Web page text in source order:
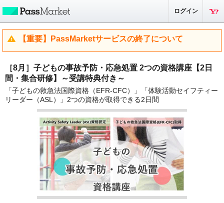
ログイン
【重要】PassMarketサービスの終了について
［8月］子どもの事故予防・応急処置 2つの資格講座【2日
間・集合研修】～受講特典付き～
「子どもの救急法国際資格（EFR-CFC）」「体験活動セイフティー
リーダー（ASL）」2つの資格が取得できる2日間